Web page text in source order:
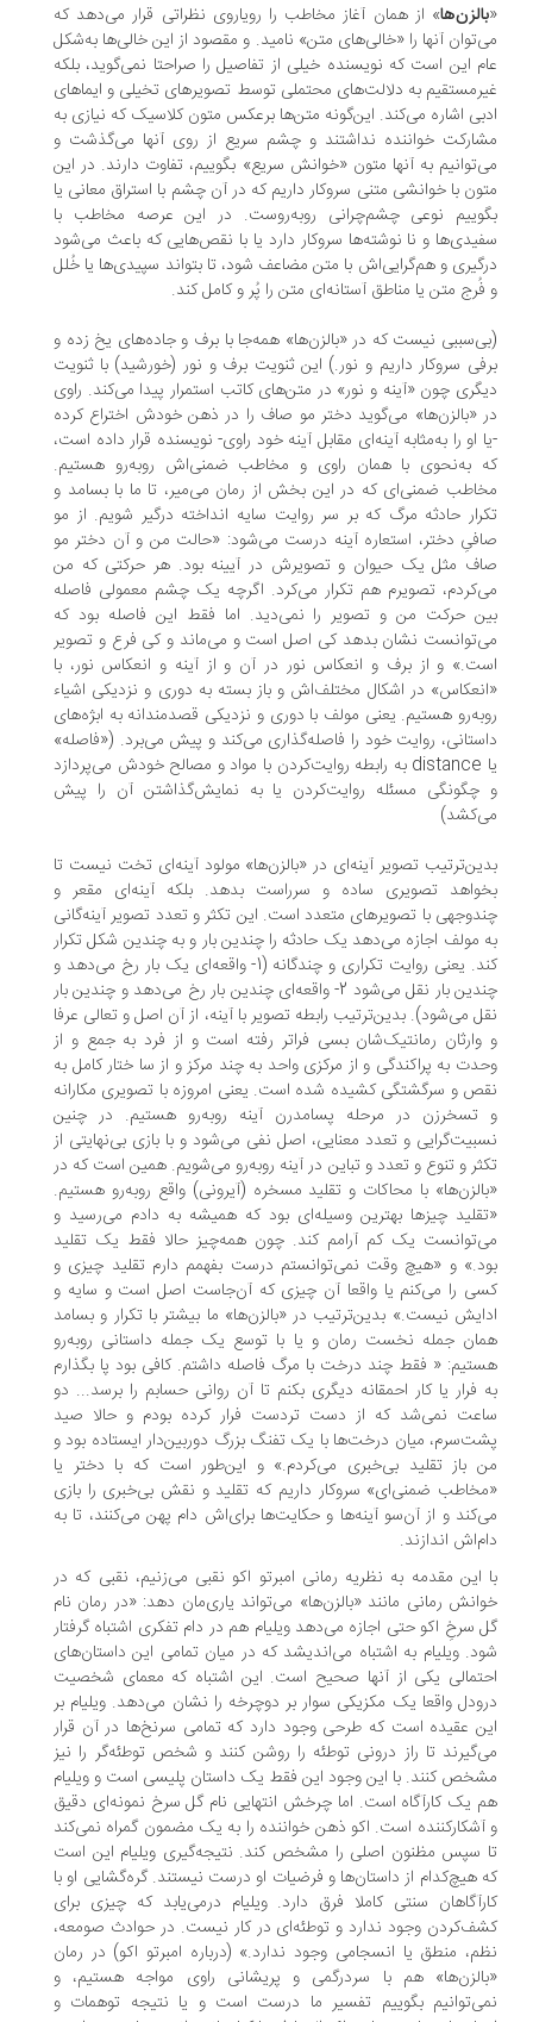
» از همان آغاز مخاطب را رویاروی نظراتی قرار می‌دهد که
آنها را «خالی‌های متن» نامید. و مقصود از این خالی‌ها به‌شکل
این است که نویسنده خیلی از تفاصیل را صراحتا نمی‌گوید، بلکه
به دلالت‌های محتملی توسط تصویرهای تخیلی و ایما‌های
اشاره می‌کند. این‌گونه متن‌ها برعکس متون کلاسیک که نیازی به
خواننده نداشتند و چشم سریع از روی آنها می‌گذشت و
به آنها متون «خوانش سریع» بگوییم، تفاوت دارند. در این
با خوانشی متنی سروکار داریم که در آن چشم با استراق معانی یا
نوعی چشم‌چرانی روبه‌روست. در این عرصه مخاطب با
و نا نوشته‌ها سروکار دارد یا با نقص‌هایی که باعث می‌شود
و هم‌گرایی‌اش با متن مضاعف شود، تا بتواند سپیدی‌ها یا خُلل
متن یا مناطق آستانه‌ای متن را پُر و کامل کند.
نیست که در «بالزن‌ها» همه‌جا با برف و جاده‌های یخ زده و
سروکار داریم و نور.) این ثنویت برف و نور (خورشید) با ثنویت
چون «آینه و نور» در متن‌های کاتب استمرار پیدا می‌کند. راوی
«بالزن‌ها» می‌گوید دختر مو صاف را در ذهن خودش اختراع کرده
او را به‌مثابه آینه‌ای مقابل آینه خود راوی- نویسنده قرار داده است،
به‌نحوی با همان راوی و مخاطب ضمنی‌اش روبه‌رو هستیم.
ضمنی‌ای که در این بخش از رمان می‌میر، تا ما با بسامد و
حادثه مرگ که بر سر روایت سایه انداخته درگیر شویم. از مو
دختر، استعاره آینه درست می‌شود: «حالت من و آن دختر مو
مثل یک حیوان و تصویرش در آیینه بود. هر حرکتی که من
تصویرم هم تکرار می‌کرد. اگرچه یک چشم معمولی فاصله
حرکت من و تصویر را نمی‌دید. اما فقط این فاصله بود که
نشان بدهد کی اصل است و می‌ماند و کی فرع و تصویر
و از برف و انعکاس نور در آن و از آینه و انعکاس نور، با
در اشکال مختلف‌اش و باز بسته به دوری و نزدیکی اشیاء
هستیم. یعنی مولف با دوری و نزدیکی قصدمندانه به ابژه‌های
روایت خود را فاصله‌گذاری می‌کند و پیش می‌برد. («‌فاصله»
یا distance به رابطه روایت‌کردن با مواد و مصالح خودش می‌پردازد
مسئله روایت‌کردن یا به نمایش‌گذاشتن آن را پیش
تصویر آینه‌ای در «بالزن‌ها» مولود آینه‌ای تخت نیست تا
تصویری ساده و سرراست بدهد. بلکه آینه‌ای مقعر و
با تصویرهای متعدد است. این تکثر و تعدد تصویر آینه‌گانی
مولف اجازه می‌دهد یک حادثه را چندین بار و به چندین شکل تکرار
کند. یعنی روایت تکراری و چندگانه (1- واقعه‌ای یک بار رخ می‌دهد و
چندین بار نقل می‌شود 2- واقعه‌ای چندین بار رخ می‌دهد و چندین بار
می‌شود). بدین‌ترتیب رابطه تصویر با آینه، از آن اصل و تعالی عرفا
رمانتیک‌شان بسی فراتر رفته است و از فرد به جمع و از
به پراکندگی و از مرکزی واحد به چند مرکز و از سا ختار کامل به
و سرگشتگی کشیده شده است. یعنی امروزه با تصویری مکارانه
در مرحله پسامدرن آینه روبه‌رو هستیم. در چنین
و تعدد معنایی، اصل نفی می‌شود و با بازی بی‌نهایتی از
و تنوع و تعدد و تباین در آینه روبه‌رو می‌شویم. همین است که در
با محاکات و تقلید مسخره (آیرونی) واقع روبه‌رو هستیم.
چیزها بهترین وسیله‌ای بود که همیشه به دادم می‌رسید و
یک‌ کم آرامم کند. چون همه‌چیز حالا فقط یک تقلید
و «هیچ وقت نمی‌توانستم درست بفهمم دارم تقلید چیزی و
را می‌کنم یا واقعا آن چیزی که آن‌جاست اصل است و سایه و
نیست.» بدین‌ترتیب در «بالزن‌ها» ما بیشتر با تکرار و بسامد
جمله نخست رمان و یا با توسع یک جمله داستانی روبه‌رو
« فقط چند درخت با مرگ فاصله داشتم. کافی بود پا بگذارم
فرار یا کار احمقانه دیگری بکنم تا آن روانی حسابم را برسد... دو
نمی‌شد که از دست تردست فرار کرده بودم و حالا صید
میان درخت‌ها با یک تفنگ بزرگ دوربین‌دار ایستاده بود و
باز تقلید بی‌خبری می‌کردم.» و این‌طور است که با دختر یا
ضمنی‌ای» سروکار داریم که تقلید و نقش بی‌خبری را بازی
و از آن‌سو آینه‌ها و حکایت‌ها برای‌اش دام پهن می‌کنند، ‌تا به
اندازند.
این مقدمه به نظریه رمانی امبرتو اکو نقبی می‌زنیم، نقبی که در
رمانی مانند «بالزن‌ها» می‌تواند یاری‌مان دهد: «در رمان نام
سرخِ اکو حتی اجازه می‌دهد ویلیام هم در دام تفکری اشتباه گرفتار
ویلیام به اشتباه می‌اندیشد که در میان تمامی این داستان‌های
یکی از آنها صحیح است. این اشتباه که معمای شخصیت
واقعا یک مکزیکی سوار بر دوچرخه را نشان می‌دهد. ویلیام بر
عقیده است که طرحی وجود دارد که تمامی سرنخ‌ها در آن قرار
تا راز درونی توطئه را روشن کنند و شخص توطئه‌گر را نیز
کنند. با این وجود این فقط یک داستان پلیسی است و ویلیام
یک کارآگاه است. اما چرخش انتهایی نام گل سرخ نمونه‌ای دقیق
است. اکو ذهن خواننده را به یک مضمون گمراه نمی‌کند
سپس مظنون اصلی را مشخص کند. نتیجه‌گیری ویلیام این است
هیچ‌کدام از داستان‌ها و فرضیات او درست نیستند. گره‌گشایی او با
سنتی کاملا فرق دارد. ویلیام درمی‌یابد که چیزی برای
وجود ندارد و توطئه‌ای در کار نیست. در حوادث صومعه،
منطق یا انسجامی وجود ندارد.» (درباره امبرتو اکو) در رمان
هم با سردرگمی و پریشانی راوی مواجه هستیم، و
بگوییم تفسیر ما درست است و یا نتیجه توهمات و